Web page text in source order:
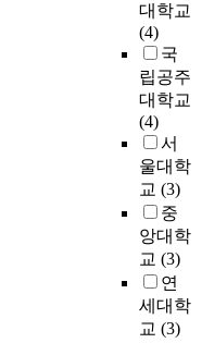
대학교
(4)
국
립공주
대학교
(4)
서
울대학
교 (3)
중
앙대학
교 (3)
연
세대학
교 (3)